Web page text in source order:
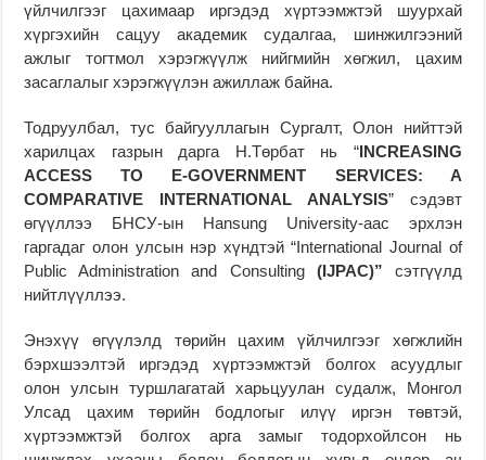
үйлчилгээг цахимаар иргэдэд хүртээмжтэй шуурхай
хүргэхийн сацуу академик судалгаа, шинжилгээний
ажлыг тогтмол хэрэгжүүлж нийгмийн хөгжил, цахим
засаглалыг хэрэгжүүлэн ажиллаж байна.
Тодруулбал, тус байгууллагын Сургалт, Олон нийттэй
харилцах газрын дарга Н.Төрбат нь “INCREASING
ACCESS TO E-GOVERNMENT SERVICES: A
COMPARATIVE INTERNATIONAL ANALYSIS” сэдэвт
өгүүллээ БНСУ-ын Hansung University-аас эрхлэн
гаргадаг олон улсын нэр хүндтэй “International Journal of
Public Administration and Consulting(IJPAC)” сэтгүүлд
нийтлүүллээ.
Энэхүү өгүүлэлд төрийн цахим үйлчилгээг хөгжлийн
бэрхшээлтэй иргэдэд хүртээмжтэй болгох асуудлыг
олон улсын туршлагатай харьцуулан судалж, Монгол
Улсад цахим төрийн бодлогыг илүү иргэн төвтэй,
хүртээмжтэй болгох арга замыг тодорхойлсон нь